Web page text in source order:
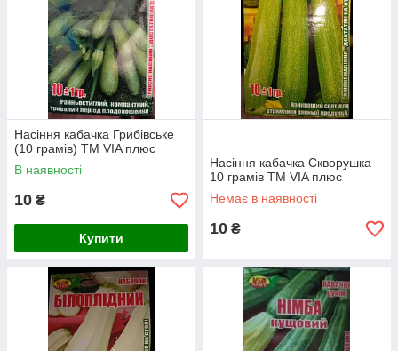
Насіння кабачка Грибівське
(10 грамів) ТМ VIA плюс
В наявності
10 ₴
Купити
Насіння кабачка Скворушка
10 грамів ТМ VIA плюс
Немає в наявності
10 ₴